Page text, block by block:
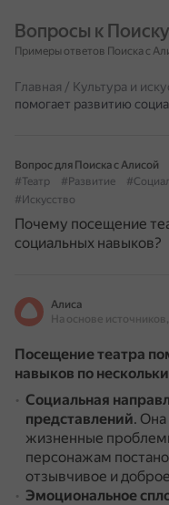
Вопросы к Поиску
Примеры ответов Поиска с
Главная / Культура и
помогает развитию
Вопрос для Поиска с Алисой
#Театр
#Развитие
#Искусство
Почему посещение
социальных навыков?
Алиса
Посещение театра
навыков по
Социальная
представлений. Она
жизненные
персонажам
отзывчивое и
Эмоциональное